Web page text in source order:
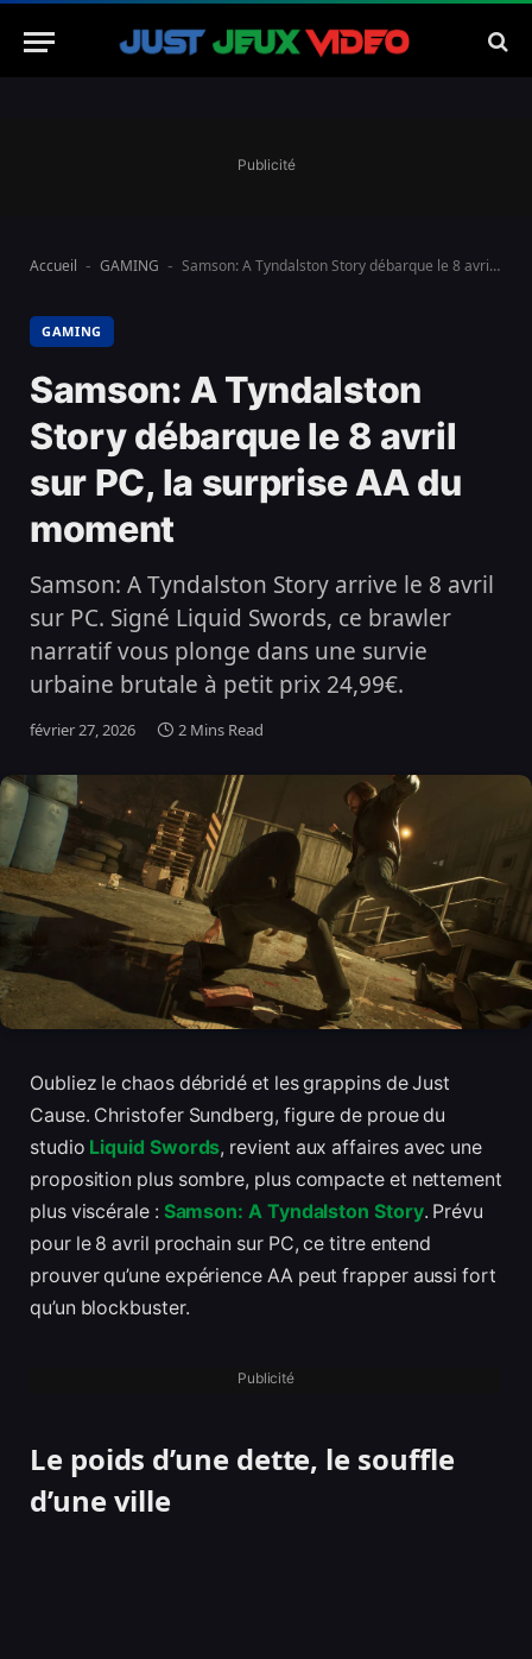
Publicité
Accueil - GAMING - Samson: A Tyndalston Story débarque le 8 avril sur PC, la surprise AA du moment
GAMING
Samson: A Tyndalston
Story débarque le 8 avril
sur PC, la surprise AA du
moment
Samson: A Tyndalston Story arrive le 8 avril
sur PC. Signé Liquid Swords, ce brawler
narratif vous plonge dans une survie
urbaine brutale à petit prix 24,99€.
février 27, 2026 2 Mins Read
Oubliez le chaos débridé et les grappins de Just
Cause. Christofer Sundberg, figure de proue du
studio Liquid Swords, revient aux affaires avec une
proposition plus sombre, plus compacte et nettement
plus viscérale : Samson: A Tyndalston Story. Prévu
pour le 8 avril prochain sur PC, ce titre entend
prouver qu’une expérience AA peut frapper aussi fort
qu’un blockbuster.
Publicité
Le poids d’une dette, le souffle
d’une ville